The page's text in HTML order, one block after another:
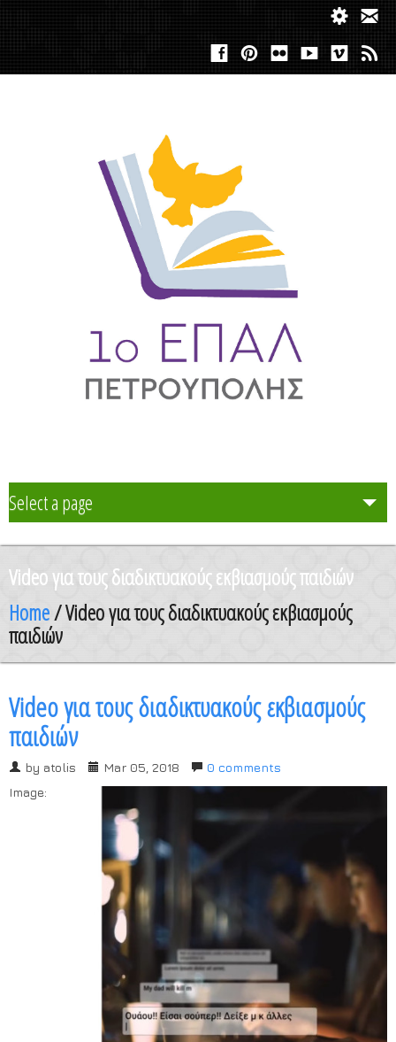
Select a page
Το Σχολείο μας
Δράση Μαθητείας
Μαθητές και Γονείς/Κηδεμόνες
Ανακοινώσεις
Χρήσιμα Έντυπα
Video για τους διαδικτυακούς εκβιασμούς παιδιών
Home/ Video για τους διαδικτυακούς εκβιασμούς
παιδιών
Video για τους διαδικτυακούς εκβιασμούς
παιδιών
by atolis Mar 05, 2018
0 comments
Image: